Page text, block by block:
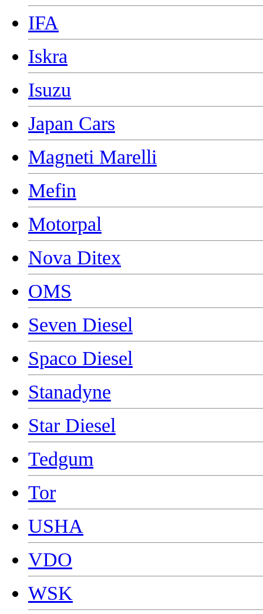
IFA
Iskra
Isuzu
Japan Cars
Magneti Marelli
Mefin
Motorpal
Nova Ditex
OMS
Seven Diesel
Spaco Diesel
Stanadyne
Star Diesel
Tedgum
Tor
USHA
VDO
WSK